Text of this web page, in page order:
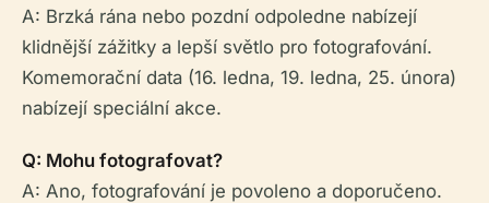
A: Brzká rána nebo pozdní odpoledne nabízejí
klidnější zážitky a lepší světlo pro fotografování.
Komemorační data (16. ledna, 19. ledna, 25. února)
nabízejí speciální akce.
Q: Mohu fotografovat?
A: Ano, fotografování je povoleno a doporučeno.